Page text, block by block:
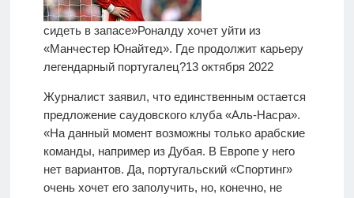
сидеть в запасе»Роналду хочет уйти из
«Манчестер Юнайтед». Где продолжит карьеру
легендарный португалец?13 октября 2022
Журналист заявил, что единственным остается
предложение саудовского клуба «Аль-Насра».
«На данный момент возможны только арабские
команды, например из Дубая. В Европе у него
нет вариантов. Да, португальский «Спортинг»
очень хочет его заполучить, но, конечно, не